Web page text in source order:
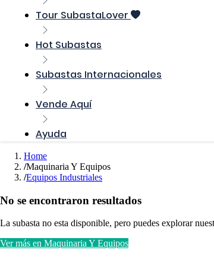
Tour SubastaLover
Hot Subastas
Subastas Internacionales
Vende Aquí
Ayuda
Home
Maquinaria Y Equipos
Equipos Industriales
No se encontraron resultados
La subasta no esta disponible, pero puedes explorar
Ver más en Maquinaria Y Equipos